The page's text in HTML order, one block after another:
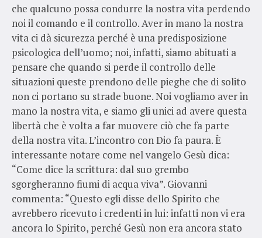
che qualcuno possa condurre la nostra vita perdendo
noi il comando e il controllo. Aver in mano la nostra
vita ci dà sicurezza perché è una predisposizione
psicologica dell’uomo; noi, infatti, siamo abituati a
pensare che quando si perde il controllo delle
situazioni queste prendono delle pieghe che di solito
non ci portano su strade buone. Noi vogliamo aver in
mano la nostra vita, e siamo gli unici ad avere questa
libertà che è volta a far muovere ciò che fa parte
della nostra vita. L’incontro con Dio fa paura. È
interessante notare come nel vangelo Gesù dica:
“Come dice la scrittura: dal suo grembo
sgorgheranno fiumi di acqua viva”. Giovanni
commenta: “Questo egli disse dello Spirito che
avrebbero ricevuto i credenti in lui: infatti non vi era
ancora lo Spirito, perché Gesù non era ancora stato